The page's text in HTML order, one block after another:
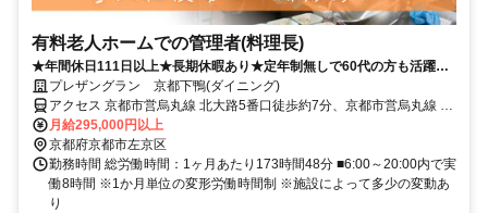
有料老人ホームでの管理者(料理長)
★年間休日111日以上★長期休暇あり★定年制無しで60代の方も活躍中
★上場企業で安定して働ける★
プレザングラン 京都下鴨(ダイニング)
アクセス 京都市営烏丸線 北大路5番口徒歩約7分、京都市営烏丸線 鞍
馬口2番口徒歩約13分、京都市営烏丸線 北山（京都府）1番口徒歩約
12分
月給295,000円以上
京都府京都市左京区
勤務時間 総労働時間：1ヶ月あたり173時間48分 ■6:00～20:00内で実
働8時間 ※1か月単位の変形労働時間制 ※施設によって多少の変動あ
り